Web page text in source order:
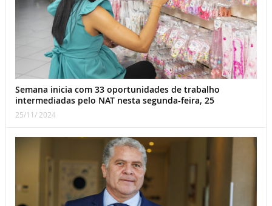
Semana inicia com 33 oportunidades de trabalho
intermediadas pelo NAT nesta segunda-feira, 25
25/11/ 2024